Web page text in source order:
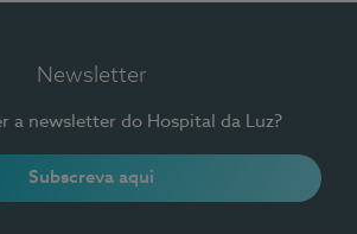
Newsletter
a newsletter do Hospital da Luz?
Subscreva aqui